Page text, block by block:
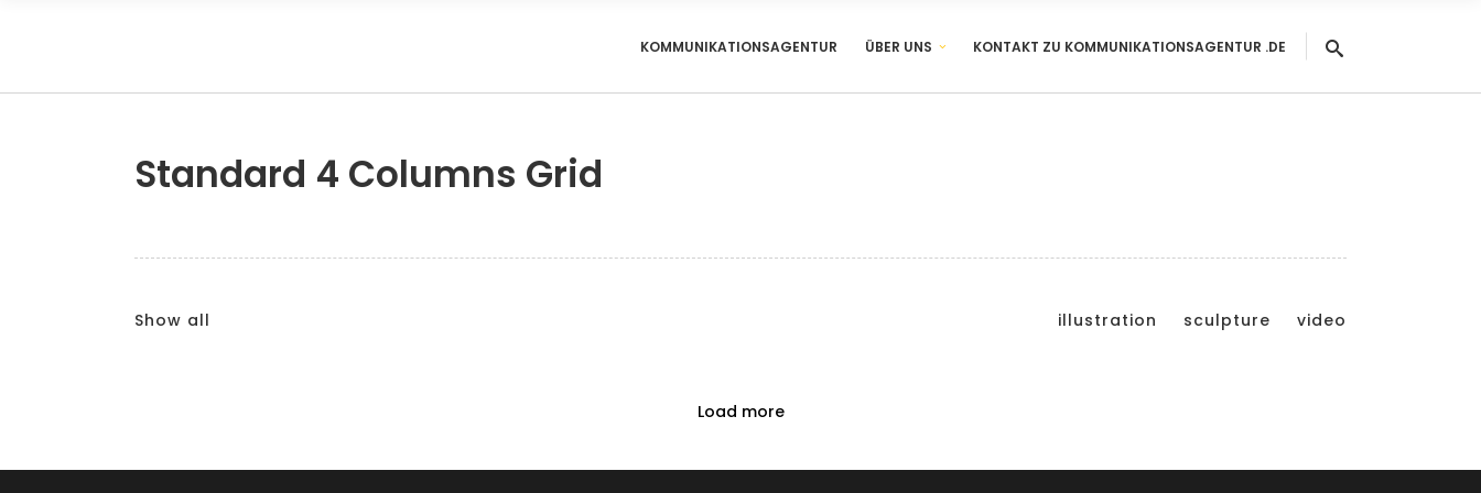
KOMMUNIKATIONSAGENTUR ÜBER UNS KONTAKT ZU KOMMUNIKATIONSAGENTUR .DE
Standard 4 Columns Grid
Show all illustration sculpture video
Load more